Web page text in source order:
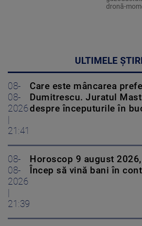
dronă-
ULTIMELE ȘTIRI
08-
08-
2026
|
21:41
Care este mâncarea
Dumitrescu. Juratul
despre începuturile în
08-
08-
2026
|
21:39
Horoscop 9 august
Încep să vină bani în cont